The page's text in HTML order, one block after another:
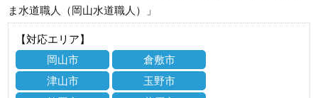
ま水道職人（岡山水道職人）」
【対応エリア】
岡山市
倉敷市
津山市
玉野市